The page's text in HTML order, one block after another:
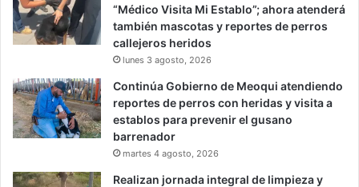
“Médico Visita Mi Establo”; ahora atenderá
también mascotas y reportes de perros
callejeros heridos
lunes 3 agosto, 2026
Continúa Gobierno de Meoqui atendiendo
reportes de perros con heridas y visita a
establos para prevenir el gusano
barrenador
martes 4 agosto, 2026
Realizan jornada integral de limpieza y